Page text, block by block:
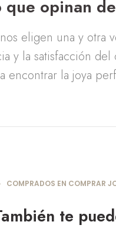
que opinan
eligen una y otra
y la satisfacción
encontrar la joya
COMPRADOS EN COMPRAR
te